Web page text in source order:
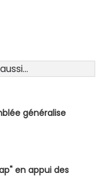
généralise
en appui des